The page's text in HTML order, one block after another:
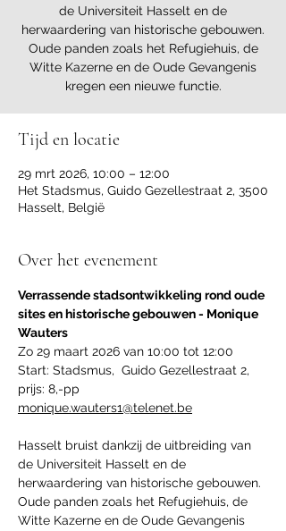
de Universiteit Hasselt en de
herwaardering van historische gebouwen.
Oude panden zoals het Refugiehuis, de
Witte Kazerne en de Oude Gevangenis
kregen een nieuwe functie.
Tijd en locatie
29 mrt 2026, 10:00 – 12:00
Het Stadsmus, Guido Gezellestraat 2, 3500
Hasselt, België
Over het evenement
Verrassende stadsontwikkeling rond oude
sites en historische gebouwen - Monique
Wauters
Zo 29 maart 2026 van 10:00 tot 12:00
Start: Stadsmus,  Guido Gezellestraat 2,
prijs: 8,-pp
monique.wauters1@telenet.be
Hasselt bruist dankzij de uitbreiding van
de Universiteit Hasselt en de
herwaardering van historische gebouwen.
Oude panden zoals het Refugiehuis, de
Witte Kazerne en de Oude Gevangenis